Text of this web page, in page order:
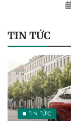
TIN TỨC
TIN TỨC